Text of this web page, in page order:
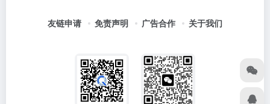
友链申请 免责声明 广告合作 关于我们